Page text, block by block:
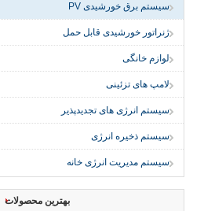
سیستم برق خورشیدی PV
ژنراتور خورشیدی قابل حمل
لوازم خانگی
لامپ های تزئینی
سیستم انرژی های تجدیدپذیر
سیستم ذخیره انرژی
سیستم مدیریت انرژی خانه
بهترین محصولات